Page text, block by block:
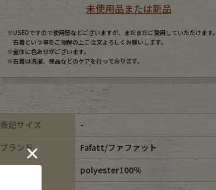
未使用品または新品
※USEDですので使用感などございますが、まだまだご愛用していただけます。
古着という事をご理解の上ご注文よろしくお願いします。
※全体に色あせがございます。
※古着は洗濯、検品などのケアを行っております。
表記サイズ
-
ブランド
Fafatt/ファファット
polyester100％